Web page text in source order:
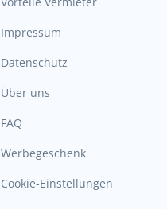
Impressum
Datenschutz
Über uns
FAQ
Werbegeschenk
Cookie-Einstellungen